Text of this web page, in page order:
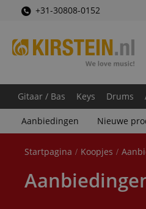
+31-30808-0152
Gitaar / Bas Keys Drums
Aanbiedingen Nieuwe
Startpagina Koopjes